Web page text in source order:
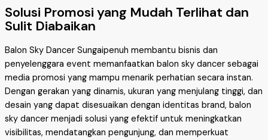
Solusi Promosi yang Mudah Terlihat dan
Sulit Diabaikan
Balon Sky Dancer Sungaipenuh membantu bisnis dan
penyelenggara event memanfaatkan balon sky dancer sebagai
media promosi yang mampu menarik perhatian secara instan.
Dengan gerakan yang dinamis, ukuran yang menjulang tinggi, dan
desain yang dapat disesuaikan dengan identitas brand, balon
sky dancer menjadi solusi yang efektif untuk meningkatkan
visibilitas, mendatangkan pengunjung, dan memperkuat